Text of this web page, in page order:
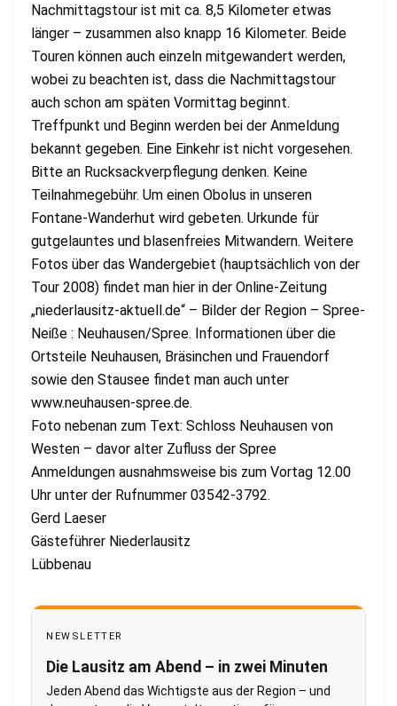
Nachmittagstour ist mit ca. 8,5 Kilometer etwas
länger – zusammen also knapp 16 Kilometer. Beide
Touren können auch einzeln mitgewandert werden,
wobei zu beachten ist, dass die Nachmittagstour
auch schon am späten Vormittag beginnt.
Treffpunkt und Beginn werden bei der Anmeldung
bekannt gegeben. Eine Einkehr ist nicht vorgesehen.
Bitte an Rucksackverpflegung denken. Keine
Teilnahmegebühr. Um einen Obolus in unseren
Fontane-Wanderhut wird gebeten. Urkunde für
gutgelauntes und blasenfreies Mitwandern. Weitere
Fotos über das Wandergebiet (hauptsächlich von der
Tour 2008) findet man hier in der Online-Zeitung
„niederlausitz-aktuell.de“ – Bilder der Region – Spree-
Neiße : Neuhausen/Spree. Informationen über die
Ortsteile Neuhausen, Bräsinchen und Frauendorf
sowie den Stausee findet man auch unter
www.neuhausen-spree.de.
Foto nebenan zum Text: Schloss Neuhausen von
Westen – davor alter Zufluss der Spree
Anmeldungen ausnahmsweise bis zum Vortag 12.00
Uhr unter der Rufnummer 03542-3792.
Gerd Laeser
Gästeführer Niederlausitz
Lübbenau
NEWSLETTER
Die Lausitz am Abend – in zwei Minuten
Jeden Abend das Wichtigste aus der Region – und